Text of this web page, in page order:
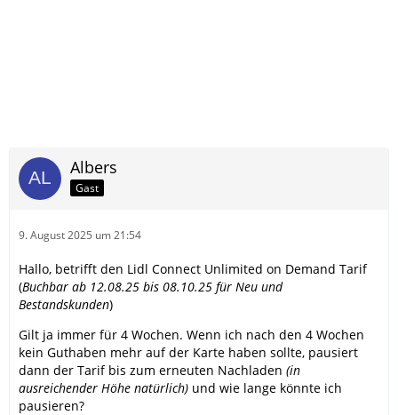
Albers
Gast
9. August 2025 um 21:54
Hallo, betrifft den Lidl Connect Unlimited on Demand Tarif
(Buchbar ab 12.08.25 bis 08.10.25 für Neu und
Bestandskunden)
Gilt ja immer für 4 Wochen. Wenn ich nach den 4 Wochen
kein Guthaben mehr auf der Karte haben sollte, pausiert
dann der Tarif bis zum erneuten Nachladen (in
ausreichender Höhe natürlich) und wie lange könnte ich
pausieren?